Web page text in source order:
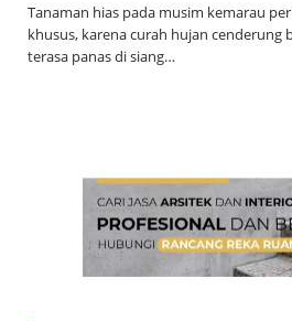
Tanaman hias pada musim kemarau
khusus, karena curah hujan cenderung
terasa panas di siang…